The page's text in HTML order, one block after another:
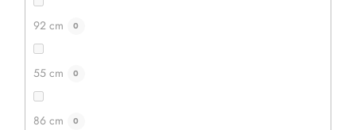
92 cm 0
55 cm 0
86 cm 0